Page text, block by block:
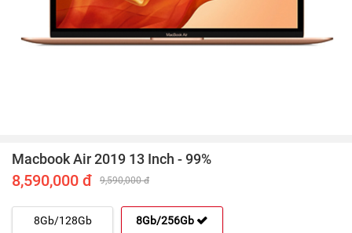
Macbook Air 2019 13 Inch - 99%
8,590,000 đ 9,590,000 đ
8Gb/128Gb
8Gb/256Gb